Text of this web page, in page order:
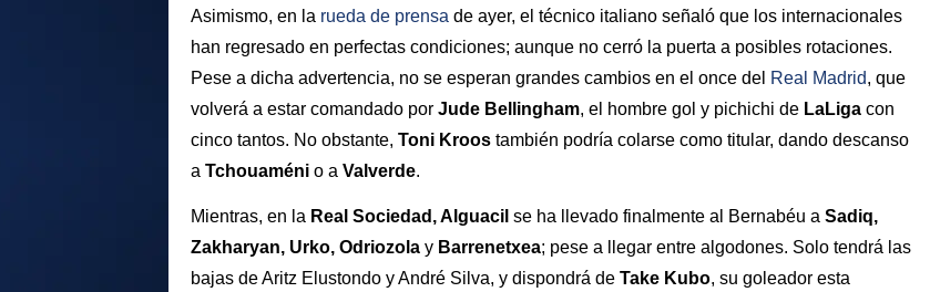
Asimismo, en la rueda de prensa de ayer, el técnico italiano señaló que los internacionales
han regresado en perfectas condiciones; aunque no cerró la puerta a posibles rotaciones.
Pese a dicha advertencia, no se esperan grandes cambios en el once del Real Madrid, que
volverá a estar comandado por Jude Bellingham, el hombre gol y pichichi de LaLiga con
cinco tantos. No obstante, Toni Kroos también podría colarse como titular, dando descanso
a Tchouaméni o a Valverde.
Mientras, en la Real Sociedad, Alguacil se ha llevado finalmente al Bernabéu a Sadiq,
Zakharyan, Urko, Odriozola y Barrenetxea; pese a llegar entre algodones. Solo tendrá las
bajas de Aritz Elustondo y André Silva, y dispondrá de Take Kubo, su goleador esta